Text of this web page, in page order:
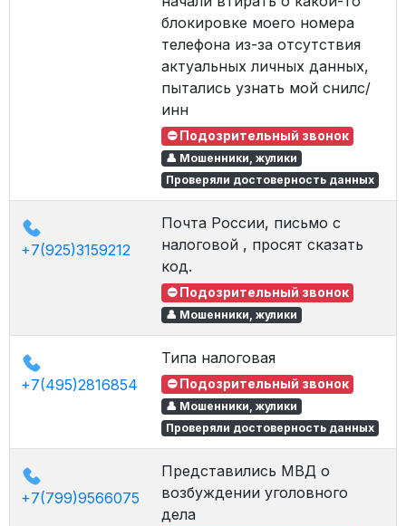
блокировке моего номера
телефона из-за отсутствия
актуальных личных данных,
пытались узнать мой снилс/
инн
⛔ Подозрительный звонок
👤 Мошенники, жулики
Проверяли достоверность данных
+7(925)3159212
Почта России, письмо с
налоговой , просят сказать
код.
⛔ Подозрительный звонок
👤 Мошенники, жулики
+7(495)2816854
Типа налоговая
⛔ Подозрительный звонок
👤 Мошенники, жулики
Проверяли достоверность данных
+7(799)9566075
Представились МВД о
возбуждении уголовного
дела